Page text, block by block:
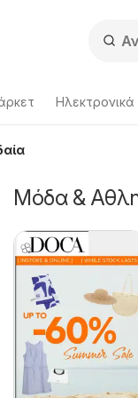
Hλεκτρονικά
Μόδα &